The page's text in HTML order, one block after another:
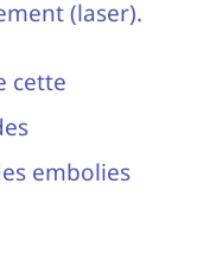
(laser).
cette
embolies